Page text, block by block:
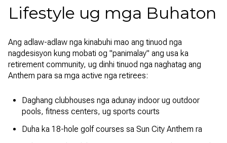
Lifestyle ug mga Buhaton
Ang adlaw-adlaw nga kinabuhi mao ang tinuod nga
nagdesisyon kung mobati og "panimalay" ang usa ka
retirement community, ug dinhi tinuod nga naghatag ang
Anthem para sa mga active nga retirees:
Daghang clubhouses nga adunay indoor ug outdoor
pools, fitness centers, ug sports courts
Duha ka 18-hole golf courses sa Sun City Anthem ra